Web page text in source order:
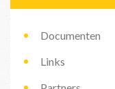
Documenten
Links